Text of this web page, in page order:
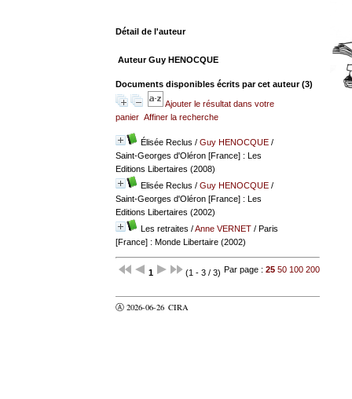
Détail de l'auteur
Auteur Guy HENOCQUE
Documents disponibles écrits par cet auteur (3)
Ajouter le résultat dans votre
panier Affiner la recherche
Élisée Reclus / Guy HENOCQUE/
Saint-Georges d'Oléron [France] : Les
Editions Libertaires (2008)
Elisée Reclus / Guy HENOCQUE/
Saint-Georges d'Oléron [France] : Les
Editions Libertaires (2002)
Les retraites /Anne VERNET/ Paris
[France] : Monde Libertaire (2002)
1 (1 - 3 / 3) Par page : 25 50 100 200
Ⓐ 2026-06-26 CIRA